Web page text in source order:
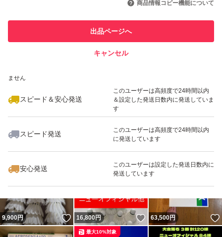
での取引実績があります
ません
スピード＆安心発送
このユーザーは高頻度で24時間以内
＆設定した発送日数内に発送していま
す
スピード発送
このユーザーは高頻度で24時間以内
に発送しています
安心発送
このユーザーは設定した発送日数内に
発送しています
商品情報コピー機能について
出品ページへ
キャンセル
いいね！
54,000
9,900円 いいね！
16,800円 いいね！
63,500円
最大10%対象